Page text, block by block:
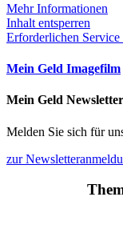
Mehr Informationen
Inhalt entsperren
Erforderlichen Service
Mein Geld Imagefilm
Mein Geld Newsletter
Melden Sie sich für
zur